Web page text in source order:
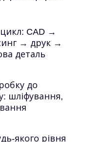
CAD →
→ друк →
деталь
до
шліфування,
якого рівня